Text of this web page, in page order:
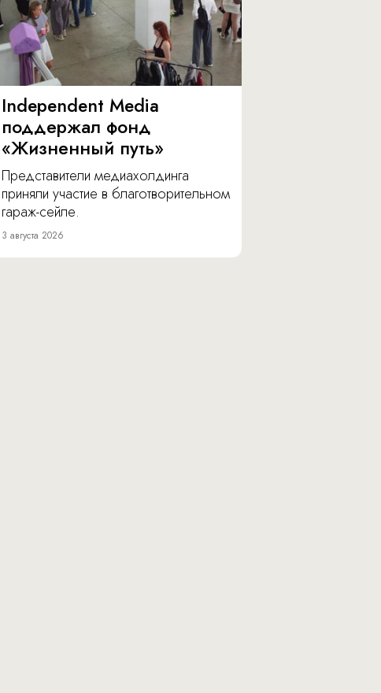
Independent Media
поддержал фонд
«Жизненный путь»
Представители медиахолдинга
приняли участие в благотворительном
гараж-сейле.
3 августа 2026